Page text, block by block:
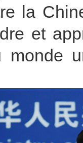
la
et
monde